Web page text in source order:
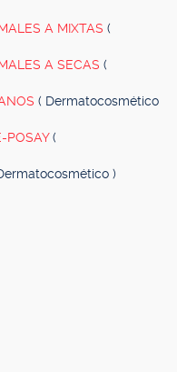
A MIXTAS (
A SECAS (
( Dermatocosmético
POSAY(
)